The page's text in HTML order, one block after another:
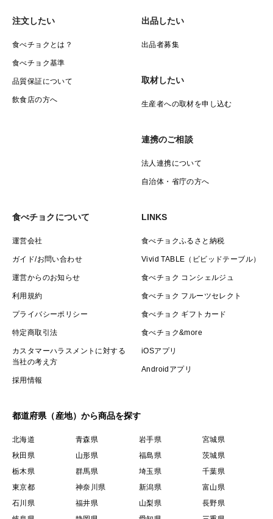
注文したい
食べチョクとは？
食べチョク基準
品質保証について
飲食店の方へ
出品したい
出品者募集
取材したい
生産者への取材を申し込む
連携のご相談
法人連携について
自治体・省庁の方へ
食べチョクについて
運営会社
ガイド/お問い合わせ
運営からのお知らせ
利用規約
プライバシーポリシー
特定商取引法
カスタマーハラスメントに対する
当社の考え方
採用情報
LINKS
食べチョクふるさと納税
Vivid TABLE（ビビッドテーブル）
食べチョク コンシェルジュ
食べチョク フルーツセレクト
食べチョク ギフトカード
食べチョク&more
iOSアプリ
Androidアプリ
都道府県（産地）から商品を探す
北海道 青森県 岩手県
宮城県
秋田県
山形県 福島県
茨城県
栃木県
群馬県 埼玉県
千葉県
東京都
神奈川県 新潟県
富山県
石川県
福井県 山梨県
長野県